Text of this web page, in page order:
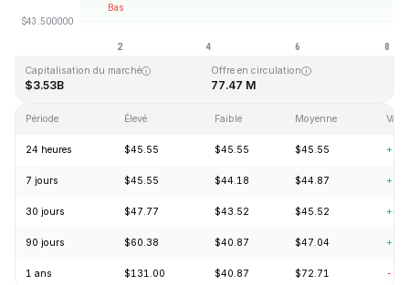
Dernière mise à jour : 2026-08-08, 02:49 GMT+0
Plus haut niveau historique
Capitalisation du marché
$3.53B
Offre en circulation
77.47 M
Période Élevé Faible Moyenne
24 heures $45.55 $45.55 $45.55
7 jours $45.55 $44.18 $44.87
30 jours $47.77 $43.52 $45.52
90 jours $60.38 $40.87 $47.04
1 ans $131.00 $40.87 $72.71 -